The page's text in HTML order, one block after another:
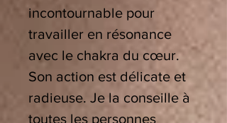
incontournable pour
travailler en résonance
avec le chakra du cœur.
Son action est délicate et
radieuse. Je la conseille à
toutes les personnes